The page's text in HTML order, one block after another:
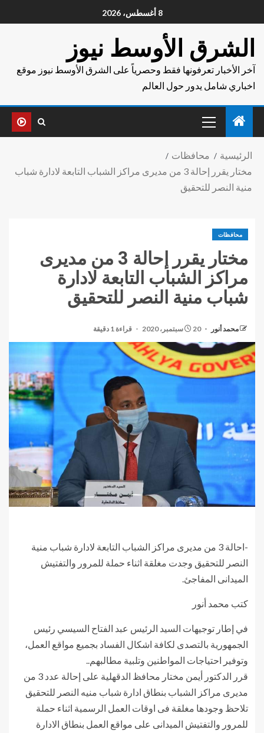
8 أغسطس، 2026
الشرق الأوسط نيوز
آخر الأخبار تعرفونها فقط وحصرياً على الشرق الأوسط نيوز موقع
اخباري شامل يدور حول العالم
الرئيسية
محافظات
مختار يقرر إحالة 3 من مديرى مراكز الشباب التابعة لادارة شباب
منية النصر للتحقيق
محافظات
مختار يقرر إحالة 3 من مديرى
مراكز الشباب التابعة لادارة
شباب منية النصر للتحقيق
محمد أنور 20 سبتمبر، 2020 قراءة 1 دقيقة
-احالة 3 من مديرى مراكز الشباب التابعة لادارة شباب منية
النصر للتحقيق وجدت مغلقة اثناء حملة للمرور والتفتيش
الميدانى المفاجئ.
كتب محمد أنور
في إطار توجيهات السيد الرئيس عبد الفتاح السيسي رئيس
الجمهورية بالتصدى لكافة اشكال الفساد بجميع مواقع العمل،
وتوفير احتياجات المواطنين وتلبية مطالبهم..
قرر الدكتور أيمن مختار محافظ الدقهلية على إحالة عدد 3 من
مديرى مراكز الشباب بنطاق ادارة شباب منيه النصر للتحقيق
تلاحظ وجودها مغلقة فى اوقات العمل الرسمية اثناء حملة
للمرور والتفتيش الميدانى على مواقع العمل بنطاق الادارة